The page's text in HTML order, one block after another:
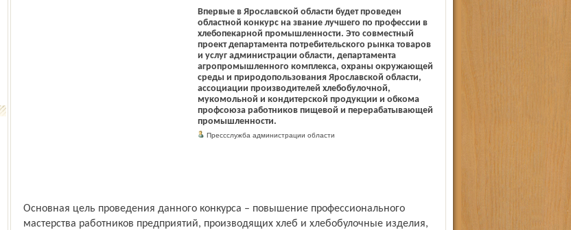
Впервые в Ярославской области будет проведен
областной конкурс на звание лучшего по профессии в
хлебопекарной промышленности. Это совместный
проект департамента потребительского рынка товаров
и услуг администрации области, департамента
агропромышленного комплекса, охраны окружающей
среды и природопользования Ярославской области,
ассоциации производителей хлебобулочной,
мукомольной и кондитерской продукции и обкома
профсоюза работников пищевой и перерабатывающей
промышленности.
Пресс­служба администрации области
Основная цель проведения данного конкурса – повышение профессионального
мастер­ства работников предприятий, производящих хлеб и хлебобулочные изделия,